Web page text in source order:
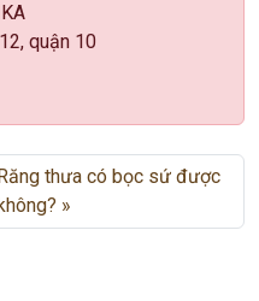
quận 10
Răng thưa có bọc sứ được
không?